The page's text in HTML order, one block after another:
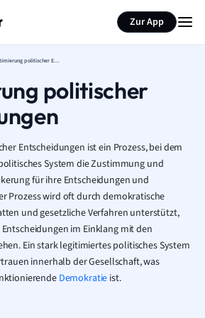
Zur App
Legitimierung politischer Entscheidungen
politischer
Entscheidungen ist ein Prozess, bei dem
System die Zustimmung und
für ihre Entscheidungen und
Prozess wird oft durch demokratische
und gesetzliche Verfahren unterstützt,
im Einklang mit den
Ein stark legitimiertes politisches System
innerhalb der Gesellschaft, was
Demokratie ist.
Seite zusammenfassen